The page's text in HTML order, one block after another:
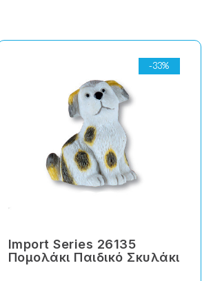
-33%
Import Series 26135
Πομολάκι Παιδικό Σκυλάκι